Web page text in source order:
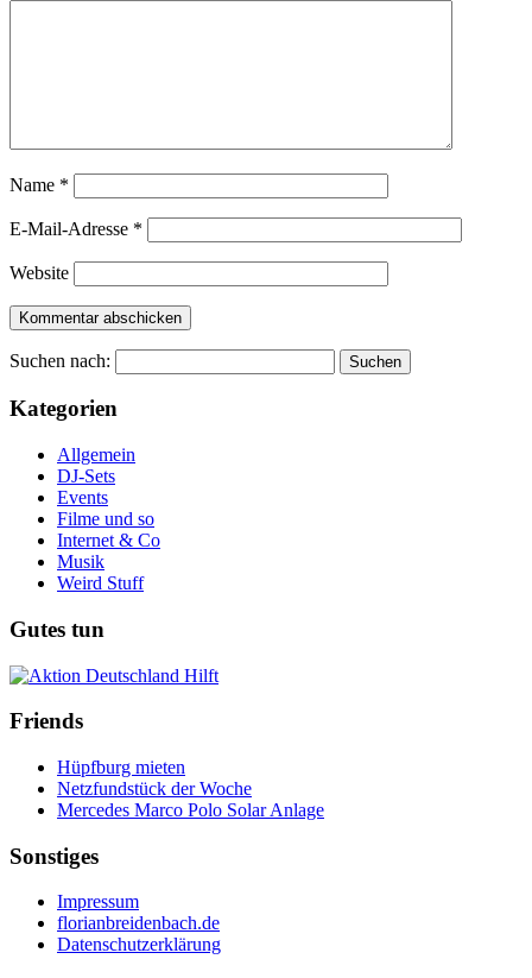
Name *
E-Mail-Adresse *
Website
Suchen nach:
Kategorien
Allgemein
DJ-Sets
Events
Filme und so
Internet & Co
Musik
Weird Stuff
Gutes tun
Friends
Hüpfburg mieten
Netzfundstück der Woche
Mercedes Marco Polo Solar Anlage
Sonstiges
Impressum
florianbreidenbach.de
Datenschutzerklärung